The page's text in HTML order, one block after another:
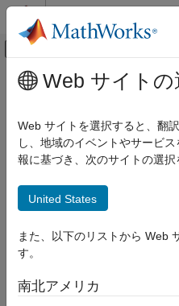
コンテンツへスキップ
オフキャンバス
ドキュメンテーションのホーム
メインコンテンツ
Web サイトの
Web サイトを選択すると、翻
し、地域のイベントやサービ
報に基づき、次のサイトの選択
United States
また、以下のリストから Web
す。
南北アメリカ